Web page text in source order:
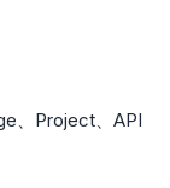
、Project、API